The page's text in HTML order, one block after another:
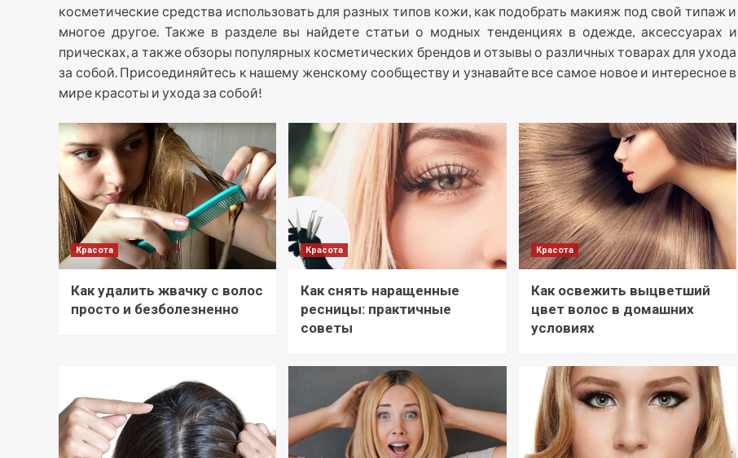
косметические средства использовать для разных типов кожи, как подобрать макияж под свой типаж и
многое другое. Также в разделе вы найдете статьи о модных тенденциях в одежде, аксессуарах и
прическах, а также обзоры популярных косметических брендов и отзывы о различных товарах для ухода
за собой. Присоединяйтесь к нашему женскому сообществу и узнавайте все самое новое и интересное в
мире красоты и ухода за собой!
Красота
Как удалить жвачку с волос
просто и безболезненно
Красота
Как снять наращенные
ресницы: практичные
советы
Красота
Как освежить выцветший
цвет волос в домашних
условиях